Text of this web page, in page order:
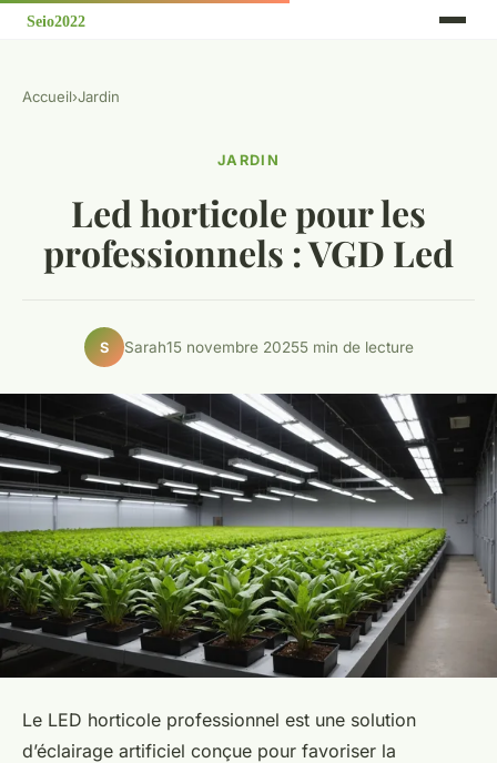
Accueil›Jardin
JARDIN
Led horticole pour les
professionnels : VGD Led
S Sarah15 novembre 20255 min de lecture
Le LED horticole professionnel est une solution
d’éclairage artificiel conçue pour favoriser la